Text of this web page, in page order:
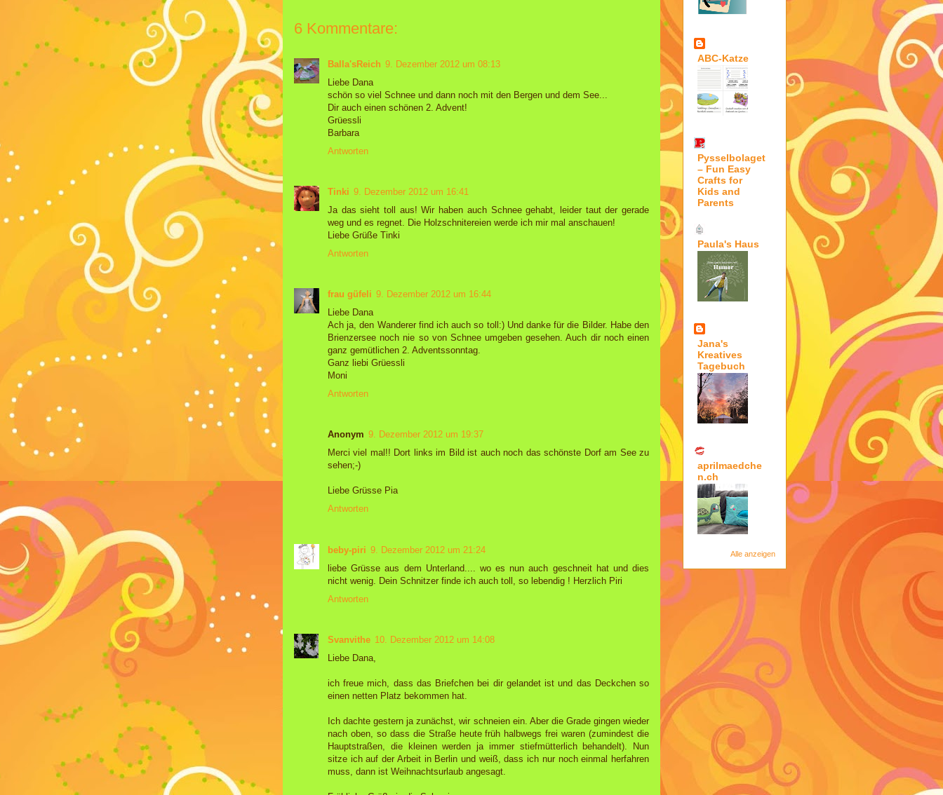
6 Kommentare:
Balla'sReich 9. Dezember 2012 um 08:13
Liebe Dana
schön so viel Schnee und dann noch mit den Bergen und dem See...
Dir auch einen schönen 2. Advent!
Grüessli
Barbara
Antworten
Tinki 9. Dezember 2012 um 16:41
Ja das sieht toll aus! Wir haben auch Schnee gehabt, leider taut der gerade
weg und es regnet. Die Holzschnitereien werde ich mir mal anschauen!
Liebe Grüße Tinki
Antworten
frau güfeli 9. Dezember 2012 um 16:44
Liebe Dana
Ach ja, den Wanderer find ich auch so toll:) Und danke für die Bilder. Habe den
Brienzersee noch nie so von Schnee umgeben gesehen. Auch dir noch einen
ganz gemütlichen 2. Adventssonntag.
Ganz liebi Grüessli
Moni
Antworten
Anonym 9. Dezember 2012 um 19:37
Merci viel mal!! Dort links im Bild ist auch noch das schönste Dorf am See zu
sehen;-)
Liebe Grüsse Pia
Antworten
beby-piri 9. Dezember 2012 um 21:24
liebe Grüsse aus dem Unterland.... wo es nun auch geschneit hat und dies
nicht wenig. Dein Schnitzer finde ich auch toll, so lebendig ! Herzlich Piri
Antworten
Svanvithe 10. Dezember 2012 um 14:08
Liebe Dana,
ich freue mich, dass das Briefchen bei dir gelandet ist und das Deckchen so
einen netten Platz bekommen hat.
Ich dachte gestern ja zunächst, wir schneien ein. Aber die Grade gingen wieder
nach oben, so dass die Straße heute früh halbwegs frei waren (zumindest die
Hauptstraßen, die kleinen werden ja immer stiefmütterlich behandelt). Nun
sitze ich auf der Arbeit in Berlin und weiß, dass ich nur noch einmal herfahren
muss, dann ist Weihnachtsurlaub angesagt.
ABC-Katze
Pysselbolaget
– Fun Easy
Crafts for
Kids and
Parents
Paula's Haus
Jana's
Kreatives
Tagebuch
aprilmaedche
n.ch
Alle anzeigen